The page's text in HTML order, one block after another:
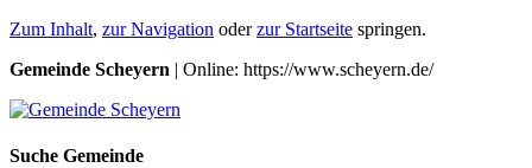
Zum Inhalt, zur Navigation oderzur Startseite springen.
Gemeinde Scheyern | Online: https://www.scheyern.de/
Suche Gemeinde